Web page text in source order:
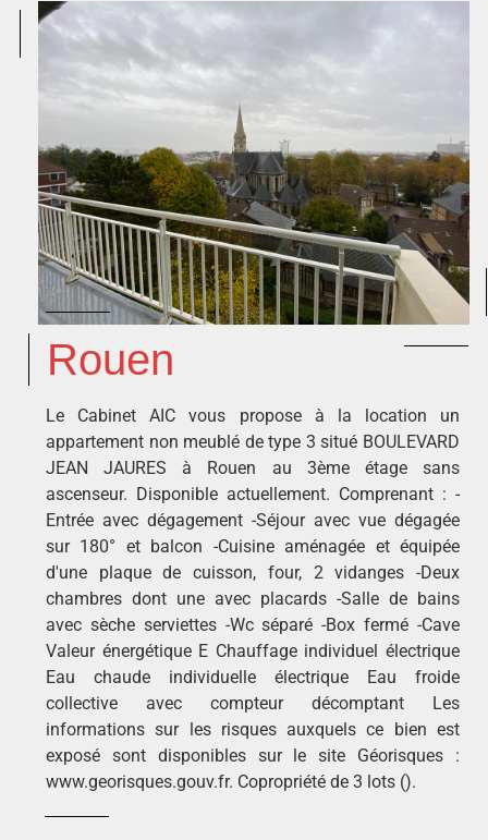
Rouen
Le Cabinet AIC vous propose à la location un
appartement non meublé de type 3 situé BOULEVARD
JEAN JAURES à Rouen au 3ème étage sans
ascenseur. Disponible actuellement. Comprenant : -
Entrée avec dégagement -Séjour avec vue dégagée
sur 180° et balcon -Cuisine aménagée et équipée
d'une plaque de cuisson, four, 2 vidanges -Deux
chambres dont une avec placards -Salle de bains
avec sèche serviettes -Wc séparé -Box fermé -Cave
Valeur énergétique E Chauffage individuel électrique
Eau chaude individuelle électrique Eau froide
collective avec compteur décomptant Les
informations sur les risques auxquels ce bien est
exposé sont disponibles sur le site Géorisques :
www.georisques.gouv.fr. Copropriété de 3 lots ().